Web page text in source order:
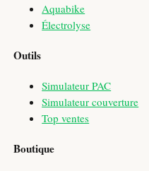
Aquabike
Électrolyse
Outils
Simulateur PAC
Simulateur couverture
Top ventes
Boutique